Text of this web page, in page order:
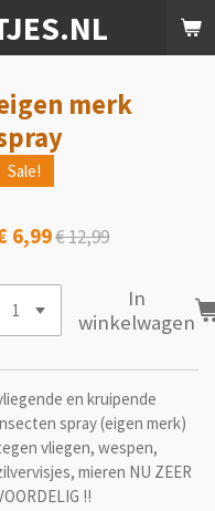
merk
Sale!
6,99€ 12,99
In
winkelwagen
en kruipende
spray (eigen merk)
vliegen, wespen,
mieren NU ZEER
!!